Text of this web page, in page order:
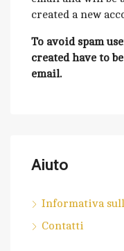
created a new
To avoid spam
created have to
email.
Aiuto
Informativa
Contatti